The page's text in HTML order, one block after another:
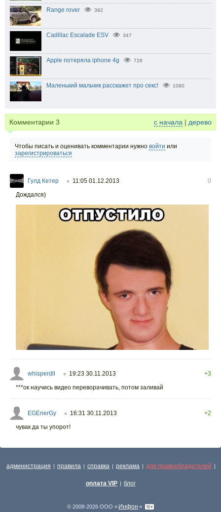
Range rover 392
Cadillac Escalade ESV 347
Apple потеряла iphone 4g 728
Маленький мальчик расскажет про секс! 1080
Комментарии 3 с начала | дерево
Чтобы писать и оценивать комментарии нужно войти или
зарегистрироваться
Гулд Кетер ○ 11:05 01.12.2013
0
Дождался)
whisperdll ○ 19:23 30.11.2013
+3
***ок научись видео переворачивать, потом заливай
EGEnerGy ○ 16:31 30.11.2013
+2
чувак да ты упорот!
администрация | правила | справка | реклама | для правообладателей |
оплата VIP | блог
© 2008-2026 ООО « Инфон »